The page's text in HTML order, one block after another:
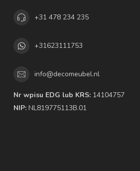
+31 478 234 235
+31623111753
info@decomeubel.nl
Nr wpisu EDG lub KRS: 14104757
NIP: NL819775113B.01